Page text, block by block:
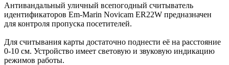
Антивандальный уличный всепогодный считыватель
идентификаторов Em-Marin Novicam ER22W предназначен
для контроля пропуска посетителей.
Для считывания карты достаточно поднести её на расстояние
0-10 см. Устройство имеет световую и звуковую индикацию
режимов работы.